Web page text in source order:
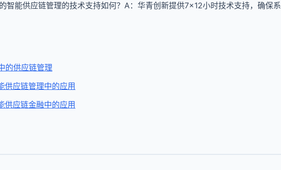
智能供应链管理的技术支持如何？A：华青创新提供7×12小时技术支持，确保系
的供应链管理
供应链管理中的应用
供应链金融中的应用